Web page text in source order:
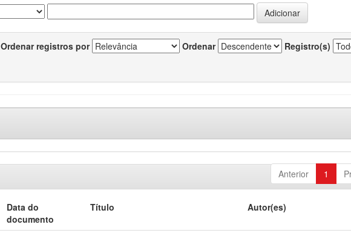
Ordenar registros por Ordenar Registro(s)
Anterior 1
Data do
documento
Título Autor(es)